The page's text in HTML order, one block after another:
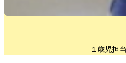
１歳児担当